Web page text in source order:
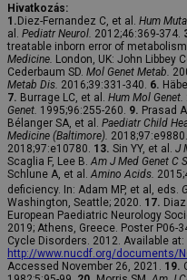
Hivatkozás:
1.Diez-Fernandez C, et al. Hum
al. Pediatr Neurol. 2012;46:369-374.
treatable inborn error of
Medicine. London, UK: John Libbey
Cederbaum SD. Mol Genet Metab.
Metab Dis. 2016;39:331-340. 6.
7. Burrage LC, et al. Hum Mol Genet.
Genet. 1995;96:255-260. 9. Prasad
Bélanger SA, et al. Paediatr Child
Medicine (Baltimore). 2018;97:e9880.
2018;97:e10780. 13. Sin YY, et al. J
Scaglia F, Lee B.Am J Med Genet C
Schlune A, et al.Amino Acids.
deficiency. In: Adam MP, et al, eds.
Washington, Seattle; 2020. 17.
European Paediatric Neurology
2019; Athens, Greece. Poster P06-
Cycle Disorders. 2012. Available at:
http://www.nucdf.org/documents/
Accessed November 26, 2021. 19.